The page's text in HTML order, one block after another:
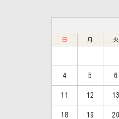
日 月 火
4 5 6
11 12 13
18 19 20